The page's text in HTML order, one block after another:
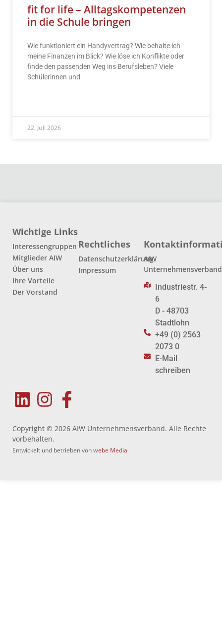
fit for life – Alltagskompetenzen
in die Schule bringen
Wie funktioniert ein Handyvertrag? Wie behalte ich
meine Finanzen im Blick? Wie löse ich Konflikte oder
finde den passenden Weg ins Berufsleben? Viele
Schülerinnen und
22. Juli 2026
Wichtige Links
Interessengruppen
Mitglieder AIW
Über uns
Ihre Vorteile
Der Vorstand
Rechtliches
Datenschutzerklärung
Impressum
AIW
Unternehmensverband
Industriestr. 4-
6
D - 48703
Stadtlohn
+49 (0) 2563
2073 0
E-Mail
schreiben
Copyright © 2026 AIW Unternehmensverband. Alle Rechte
vorbehalten.
Entwickelt und betrieben vonwebe Media